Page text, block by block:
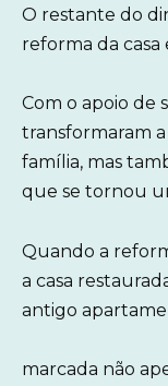
O restante do
reforma da casa
Com o apoio de
transformaram
família, mas
que se tornou
Quando a
a casa
antigo
marcada não